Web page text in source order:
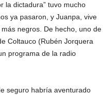
la dictadura” tuvo mucho
ya pasaron, y Juanpa, vive
negros. De hecho, uno de
Coltauco (Rubén Jorquera
programa de la radio
seguro habría aventurado